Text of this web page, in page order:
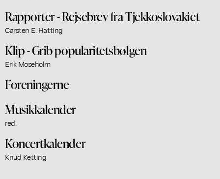
Rapporter - Rejsebrev fra Tjekkoslovakiet
Carsten E. Hatting
Klip - Grib popularitetsbølgen
Erik Moseholm
Foreningerne
Musikkalender
red.
Koncertkalender
Knud Ketting